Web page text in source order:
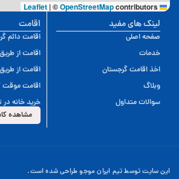
Leaflet
|©OpenStreetMapcontributors
اقامت
اقامت دائم
اقامت از
اقامت از
اقامت موقت
خرید خانه
مشاهده
لینک های مفید
صفحه اصلی
خدمات
اخذ اقامت گرجستان
وبلاگ
سوالات متداول
این سایت توسط تیم ایران موجو طراحی شده است.